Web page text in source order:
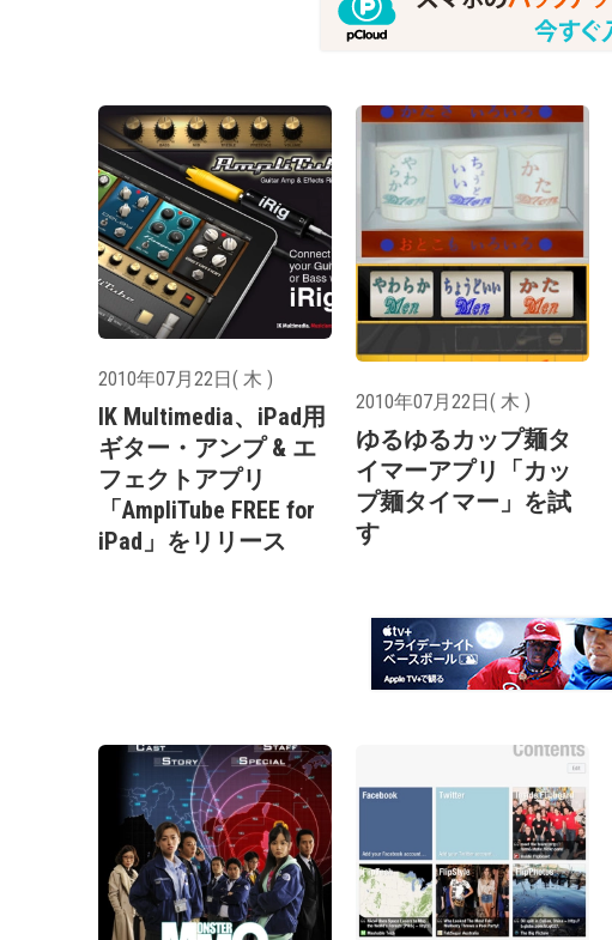
2010年07月22日( 木 )
IK Multimedia、iPad用
ギター・アンプ & エ
フェクトアプリ
「AmpliTube FREE for
iPad」をリリース
2010年07月22日( 木 )
ゆるゆるカップ麺タ
イマーアプリ「カッ
プ麺タイマー」を試
す